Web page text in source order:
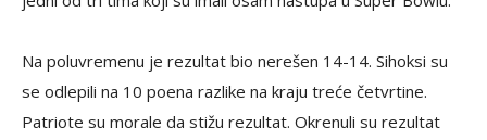
Na poluvremenu je rezultat bio nerešen 14-14. Sihoksi su
se odlepili na 10 poena razlike na kraju treće četvrtine.
Patriote su morale da stižu rezultat. Okrenuli su rezultat